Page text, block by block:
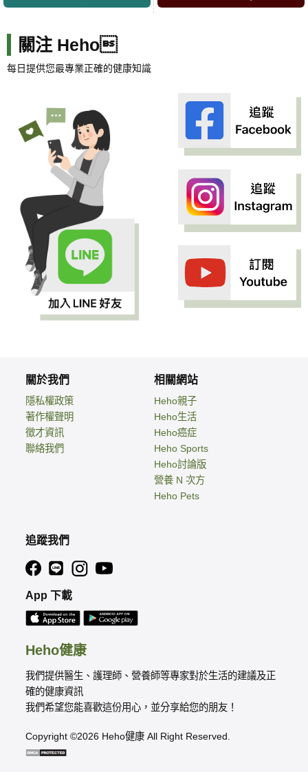
關注 Heho
每日提供您最專業正確的健康知識
Heho健康
我們提供醫生、護理師、營養師等專家對於生活的建議及正
確的健康資訊
我們希望您能喜歡這份用心，並分享給您的朋友！
Copyright ©2026 Heho健康 All Right Reserved.
關於我們
隱私權政策
著作權聲明
徵才資訊
聯絡我們
相關網站
Heho親子
Heho生活
Heho癌症
Heho Sports
Heho討論版
營養 N 次方
Heho Pets
追蹤我們
App 下載